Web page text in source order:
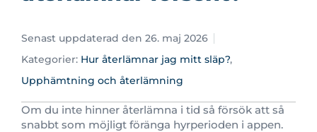
Senast uppdaterad den 26. maj 2026
Kategorier: Hur återlämnar jag mitt släp?,
Upphämtning och återlämning
Om du inte hinner återlämna i tid så försök att så
snabbt som möjligt föränga hyrperioden i appen.